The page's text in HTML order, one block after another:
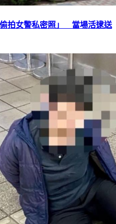
拍女警私密照」 當場活逮送